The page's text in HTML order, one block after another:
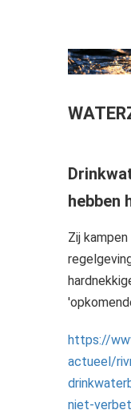
hebben
Zij
https://
actueel/
niet-